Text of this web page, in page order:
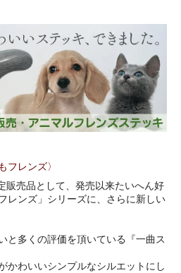
フレンズ〉
販売品として、発売以来たいへん好
レンズ」シリーズに、さらに新しい
と多くの評価を頂いている『一曲ス
かわいいシンプルなシルエットにし